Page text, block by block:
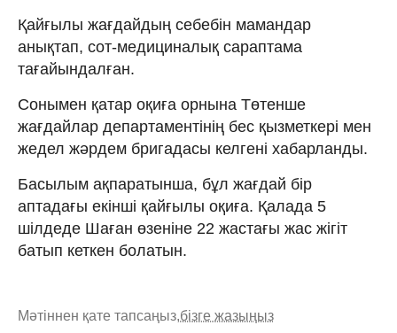
Қайғылы жағдайдың себебін мамандар
анықтап, сот-медициналық сараптама
тағайындалған.
Сонымен қатар оқиға орнына Төтенше
жағдайлар департаментінің бес қызметкері мен
жедел жәрдем бригадасы келгені хабарланды.
Басылым ақпаратынша, бұл жағдай бір
аптадағы екінші қайғылы оқиға. Қалада 5
шілдеде Шаған өзеніне 22 жастағы жас жігіт
батып кеткен болатын.
Мәтіннен қате тапсаңыз,бізге жазыңыз